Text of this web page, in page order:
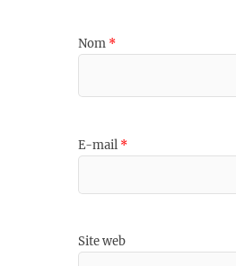
Nom *
E-mail *
Site web